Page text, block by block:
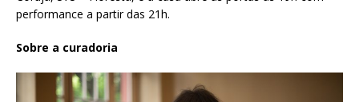
performance a partir das 21h.
Sobre a curadoria